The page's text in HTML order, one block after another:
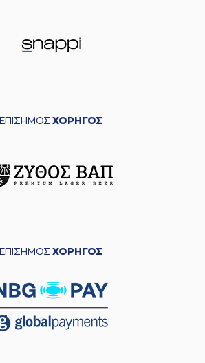
ΕΠΙΣΗΜΟΣ ΧΟΡΗΓΟΣ
ΕΠΙΣΗΜΟΣ ΧΟΡΗΓΟΣ